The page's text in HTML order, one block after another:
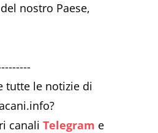
nostro Paese,
tutte le notizie di
canali Telegram e